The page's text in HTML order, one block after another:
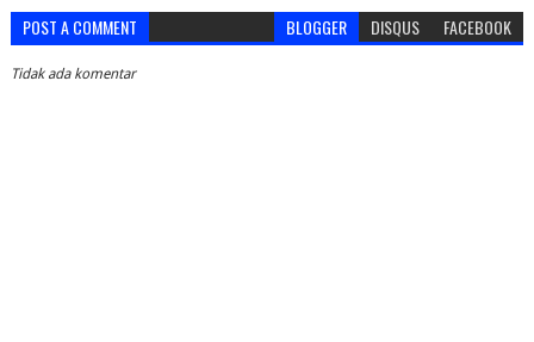
POST A COMMENT BLOGGER DISQUS FACEBOOK
Tidak ada komentar